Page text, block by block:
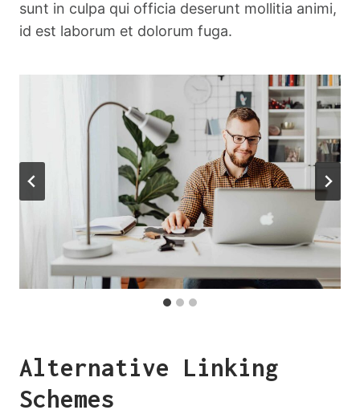
sunt in culpa qui officia deserunt mollitia animi,
id est laborum et dolorum fuga.
Alternative Linking
Schemes